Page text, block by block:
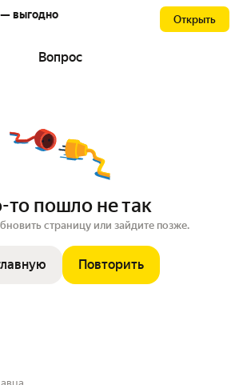
выгодно Открыть
Вопрос
то пошло не так
страницу или зайдите позже.
Повторить